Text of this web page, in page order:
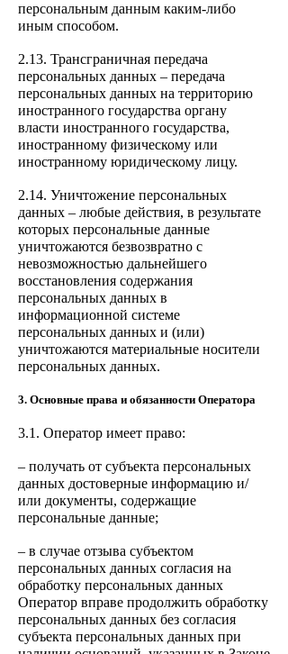
персональным данным каким-либо
иным способом.
2.13. Трансграничная передача
персональных данных – передача
персональных данных на территорию
иностранного государства органу
власти иностранного государства,
иностранному физическому или
иностранному юридическому лицу.
2.14. Уничтожение персональных
данных – любые действия, в результате
которых персональные данные
уничтожаются безвозвратно с
невозможностью дальнейшего
восстановления содержания
персональных данных в
информационной системе
персональных данных и (или)
уничтожаются материальные носители
персональных данных.
3. Основные права и обязанности Оператора
3.1. Оператор имеет право:
– получать от субъекта персональных
данных достоверные информацию и/
или документы, содержащие
персональные данные;
– в случае отзыва субъектом
персональных данных согласия на
обработку персональных данных
Оператор вправе продолжить обработку
персональных данных без согласия
субъекта персональных данных при